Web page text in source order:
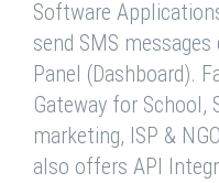
Software
send SMS
Panel (Dashboard).
Gateway for School,
marketing, ISP &
also offers API